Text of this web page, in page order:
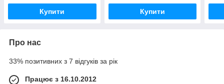
Купити Купити
Про нас
33% позитивних з 7 відгуків за рік
Працює з 16.10.2012